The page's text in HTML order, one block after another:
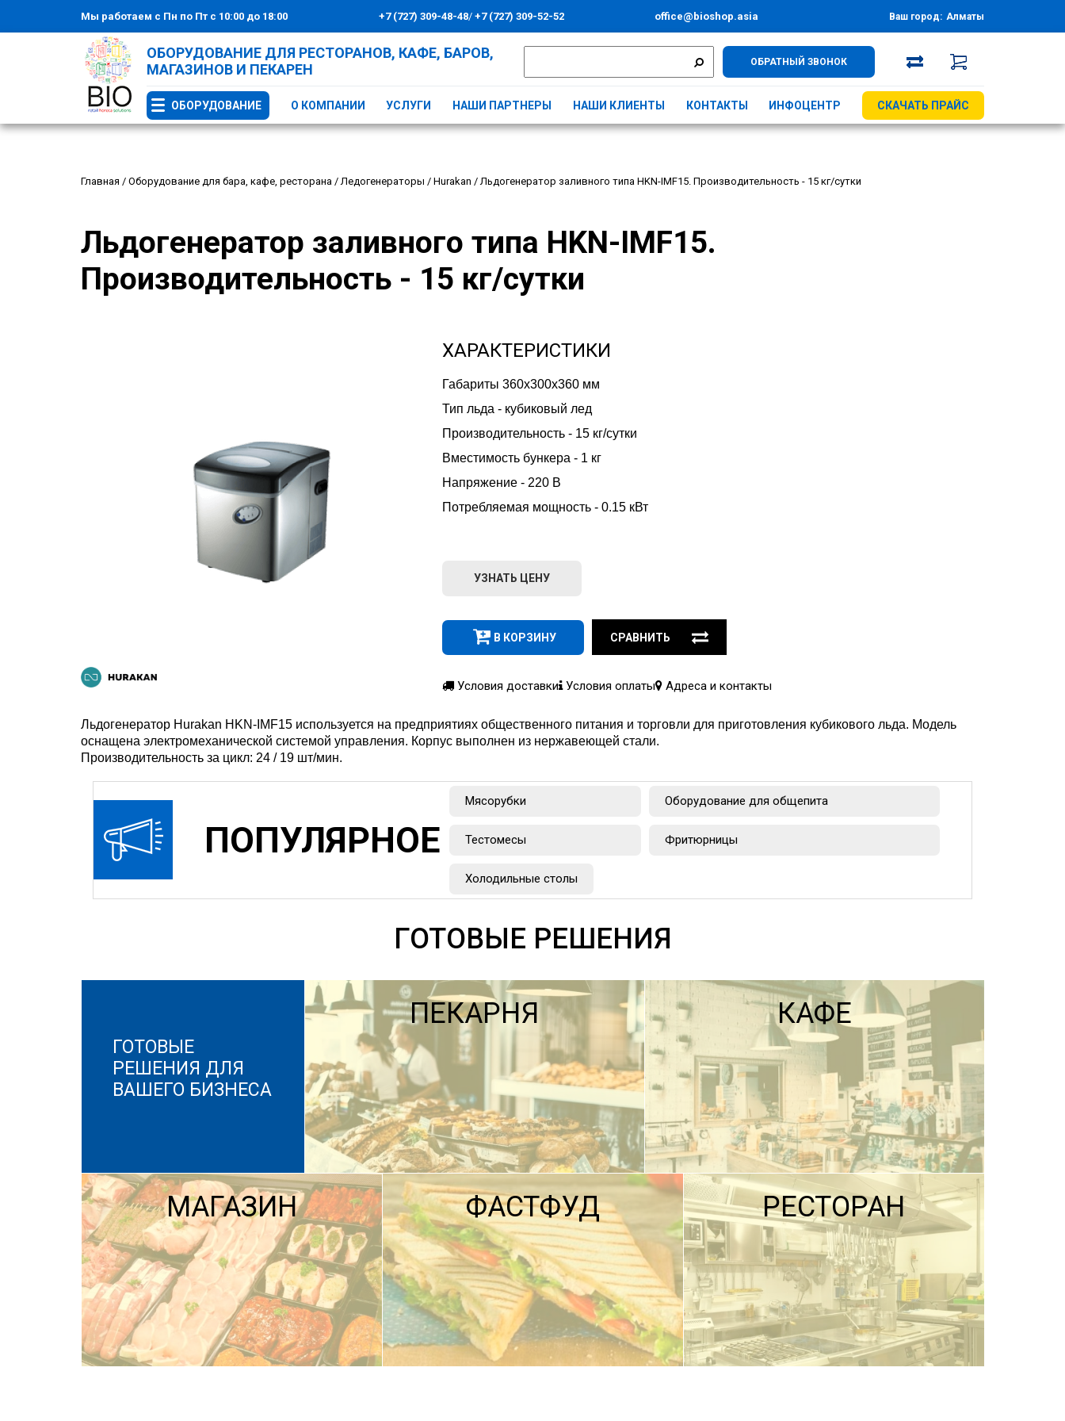
Мы работаем с Пн по Пт с 10:00 до 18:00 +7 (727) 309-48-48/+7 (727) 309-52-52 office@bioshop.asia Ваш город: Алматы
ОБОРУДОВАНИЕ ДЛЯ РЕСТОРАНОВ, КАФЕ, БАРОВ,
МАГАЗИНОВ И ПЕКАРЕН
ОБРАТНЫЙ ЗВОНОК
ОБОРУДОВАНИЕ О КОМПАНИИ УСЛУГИ НАШИ ПАРТНЕРЫ НАШИ КЛИЕНТЫ КОНТАКТЫ ИНФОЦЕНТР СКАЧАТЬ ПРАЙС
Главная / Оборудование для бара, кафе, ресторана /Ледогенераторы / Hurakan /Льдогенератор заливного типа HKN-IMF15. Производительность - 15 кг/сутки
Льдогенератор заливного типа HKN-IMF15.
Производительность - 15 кг/сутки
ХАРАКТЕРИСТИКИ
Габариты 360х300х360 мм
Тип льда - кубиковый лед
Производительность - 15 кг/сутки
Вместимость бункера - 1 кг
Напряжение - 220 В
Потребляемая мощность - 0.15 кВт
УЗНАТЬ ЦЕНУ
В КОРЗИНУ СРАВНИТЬ
Условия доставки Условия оплаты Адреса и контакты
Льдогенератор Hurakan HKN-IMF15 используется на предприятиях общественного питания и торговли для приготовления кубикового льда. Модель
оснащена электромеханической системой управления. Корпус выполнен из нержавеющей стали.
Производительность за цикл: 24 / 19 шт/мин.
ПОПУЛЯРНОЕ
Мясорубки Оборудование для общепита
Тестомесы Фритюрницы
Холодильные столы
ГОТОВЫЕ РЕШЕНИЯ
ГОТОВЫЕ
РЕШЕНИЯ ДЛЯ
ВАШЕГО БИЗНЕСА
ПЕКАРНЯ
ПОДРОБНЕЕ
КАФЕ
ПОДРОБНЕЕ
МАГАЗИН ФАСТФУД РЕСТОРАН